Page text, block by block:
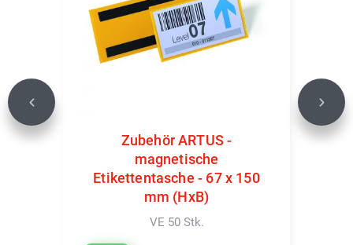
Zubehör ARTUS -
magnetische
Etikettentasche - 67 x 150
mm (HxB)
VE 50 Stk.
Previous Next